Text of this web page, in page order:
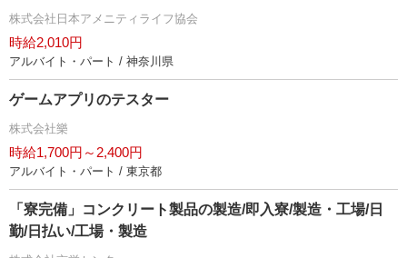
株式会社日本アメニティライフ協会
時給2,010円
アルバイト・パート / 神奈川県
ゲームアプリのテスター
株式会社樂
時給1,700円～2,400円
アルバイト・パート / 東京都
「寮完備」コンクリート製品の製造/即入寮/製造・工場/日
勤/日払い/工場・製造